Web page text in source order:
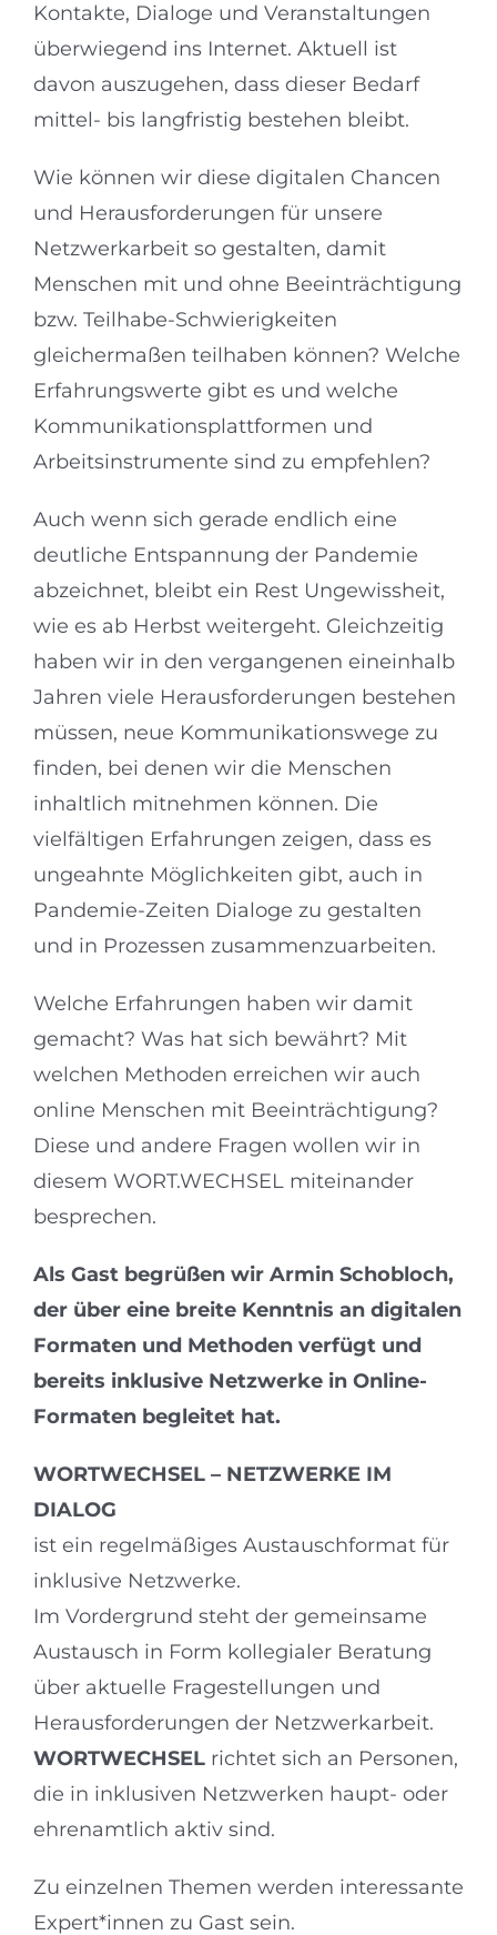
Kontakte, Dialoge und Veranstaltungen
überwiegend ins Internet. Aktuell ist
davon auszugehen, dass dieser Bedarf
mittel- bis langfristig bestehen bleibt.
Wie können wir diese digitalen Chancen
und Herausforderungen für unsere
Netzwerkarbeit so gestalten, damit
Menschen mit und ohne Beeinträchtigung
bzw. Teilhabe-Schwierigkeiten
gleichermaßen teilhaben können? Welche
Erfahrungswerte gibt es und welche
Kommunikationsplattformen und
Arbeitsinstrumente sind zu empfehlen?
Auch wenn sich gerade endlich eine
deutliche Entspannung der Pandemie
abzeichnet, bleibt ein Rest Ungewissheit,
wie es ab Herbst weitergeht. Gleichzeitig
haben wir in den vergangenen eineinhalb
Jahren viele Herausforderungen bestehen
müssen, neue Kommunikationswege zu
finden, bei denen wir die Menschen
inhaltlich mitnehmen können. Die
vielfältigen Erfahrungen zeigen, dass es
ungeahnte Möglichkeiten gibt, auch in
Pandemie-Zeiten Dialoge zu gestalten
und in Prozessen zusammenzuarbeiten.
Welche Erfahrungen haben wir damit
gemacht? Was hat sich bewährt? Mit
welchen Methoden erreichen wir auch
online Menschen mit Beeinträchtigung?
Diese und andere Fragen wollen wir in
diesem WORT.WECHSEL miteinander
besprechen.
Als Gast begrüßen wir Armin Schobloch,
der über eine breite Kenntnis an digitalen
Formaten und Methoden verfügt und
bereits inklusive Netzwerke in Online-
Formaten begleitet hat.
WORTWECHSEL – NETZWERKE IM
DIALOG
ist ein regelmäßiges Austauschformat für
inklusive Netzwerke.
Im Vordergrund steht der gemeinsame
Austausch in Form kollegialer Beratung
über aktuelle Fragestellungen und
Herausforderungen der Netzwerkarbeit.
WORTWECHSELrichtet sich an Personen,
die in inklusiven Netzwerken haupt- oder
ehrenamtlich aktiv sind.
Zu einzelnen Themen werden interessante
Expert*innen zu Gast sein.